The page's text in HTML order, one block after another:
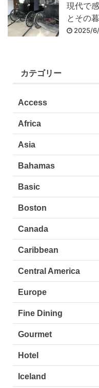
現代で
とその
2025/
カテゴリー
Access
Africa
Asia
Bahamas
Basic
Boston
Canada
Caribbean
Central America
Europe
Fine Dining
Gourmet
Hotel
Iceland